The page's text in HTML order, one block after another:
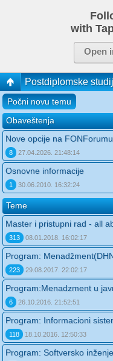
with
Open
Postdiplomske
Počni novu temu
Obaveštenja
Nove opcije na
8 27.04.2026. 21:48:14
Osnovne informacije
1 30.06.2010. 16:32:24
Teme
Master i pristupni rad - all
313
08.01.2018. 16:02:17
Program:
223
29.08.2017. 22:02:17
Program:Menadzment u
6 26.10.2016. 21:52:51
Program: Informacioni
118
18.10.2016. 12:50:33
Program: Softversko